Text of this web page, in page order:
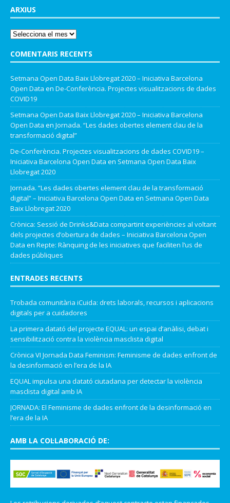
ARXIUS
COMENTARIS RECENTS
Setmana Open Data Baix Llobregat 2020 – Iniciativa Barcelona
Open Data en De-Conferència. Projectes visualitzacions de dades
COVID19
Setmana Open Data Baix Llobregat 2020 – Iniciativa Barcelona
Open Data en Jornada. “Les dades obertes element clau de la
transformació digital”
De-Conferència. Projectes visualitzacions de dades COVID19 –
Iniciativa Barcelona Open Data en Setmana Open Data Baix
Llobregat 2020
Jornada. “Les dades obertes element clau de la transformació
digital” – Iniciativa Barcelona Open Data en Setmana Open Data
Baix Llobregat 2020
Crònica: Sessió de Drinks&Data compartint experiències al voltant
dels projectes d’obertura de dades – Iniciativa Barcelona Open
Data en Repte: Rànquing de les iniciatives que faciliten l’us de
dades públiques
ENTRADES RECENTS
Trobada comunitària iCuida: drets laborals, recursos i aplicacions
digitals per a cuidadores
La primera datató del projecte EQUAL: un espai d’anàlisi, debat i
sensibilització contra la violència masclista digital
Crònica VI Jornada Data Feminism: Feminisme de dades enfront de
la desinformació en l’era de la IA
EQUAL impulsa una datató ciutadana per detectar la violència
masclista digital amb IA
JORNADA: El Feminisme de dades enfront de la desinformació en
l’era de la IA
AMB LA COL·LABORACIÓ DE: